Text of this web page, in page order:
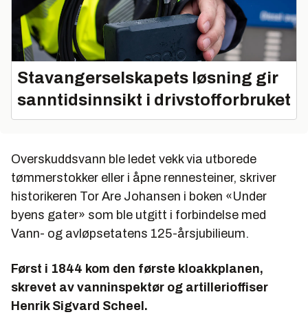
Stavangerselskapets løsning gir
sanntidsinnsikt i drivstofforbruket
Overskuddsvann ble ledet vekk via utborede
tømmerstokker eller i åpne rennesteiner, skriver
historikeren Tor Are Johansen i boken «Under
byens gater» som ble utgitt i forbindelse med
Vann- og avløpsetatens 125-årsjubilieum.
Først i 1844 kom den første kloakkplanen,
skrevet av vanninspektør og artillerioffiser
Henrik Sigvard Scheel.